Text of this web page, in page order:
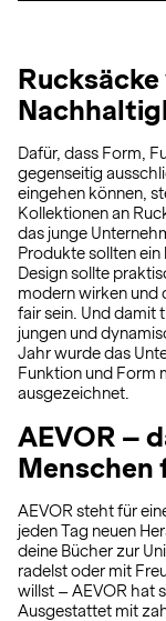
Dafür, dass Form,
gegenseitig
eingehen können,
Kollektionen an
das junge
Produkte sollten
Design sollte
modern wirken und
fair sein. Und damit
jungen und
Jahr wurde das
Funktion und Form
ausgezeichnet.
AEVOR –
Menschen
AEVOR steht für
jeden Tag neuen
deine Bücher zur
radelst oder mit
willst – AEVOR hat
Ausgestattet mit